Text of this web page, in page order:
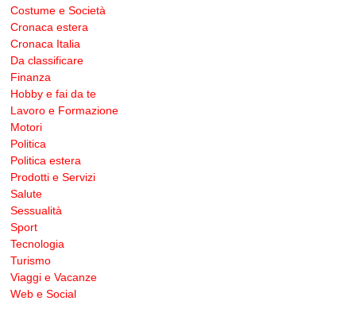
Costume e Società
Cronaca estera
Cronaca Italia
Da classificare
Finanza
Hobby e fai da te
Lavoro e Formazione
Motori
Politica
Politica estera
Prodotti e Servizi
Salute
Sessualità
Sport
Tecnologia
Turismo
Viaggi e Vacanze
Web e Social